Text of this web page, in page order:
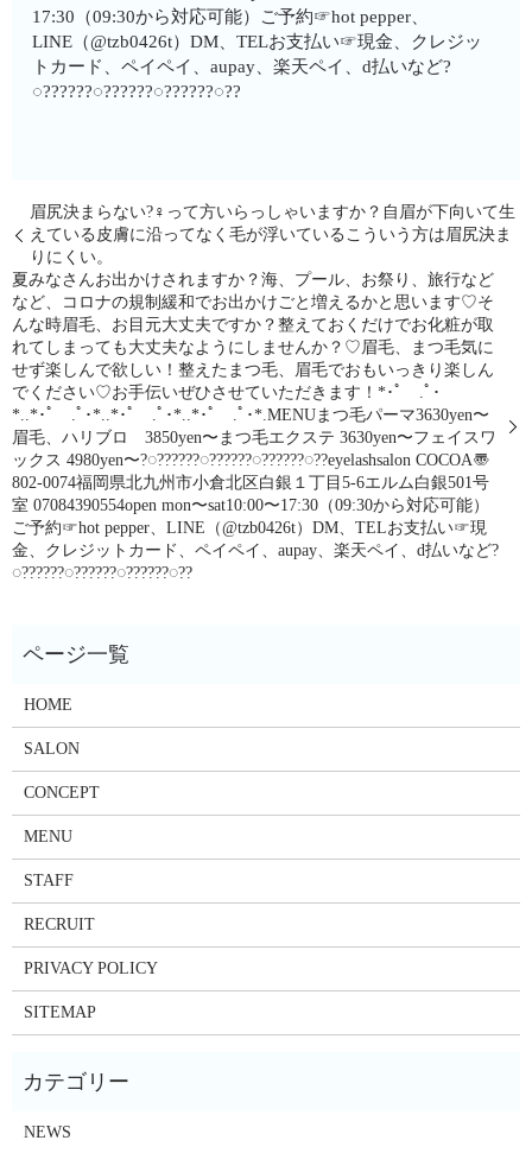
17:30（09:30から対応可能）ご予約☞hot pepper、
LINE（@tzb0426t）DM、TELお支払い☞現金、クレジッ
トカード、ペイペイ、aupay、楽天ペイ、d払いなど?
◌??????◌??????◌??????◌??
眉尻決まらない?‍♀️って方いらっしゃいますか？︎自眉が下向いて生
えている︎皮膚に沿ってなく毛が浮いているこういう方は眉尻決ま
りにくい。
夏みなさんお出かけされますか？海、プール、お祭り、旅行など
など、コロナの規制緩和でお出かけごと増えるかと思います♡そ
んな時眉毛、お目元大丈夫ですか？整えておくだけでお化粧が取
れてしまっても大丈夫なようにしませんか？♡眉毛、まつ毛気に
せず楽しんで欲しい！整えたまつ毛、眉毛でおもいっきり楽しん
でください♡お手伝いぜひさせていただきます！*･ﾟ .ﾟ･
*..*･ﾟ .ﾟ･*..*･ﾟ .ﾟ･*..*･ﾟ .ﾟ･*.MENUまつ毛パーマ3630yen〜
眉毛、ハリブロ 3850yen〜まつ毛エクステ 3630yen〜フェイスワ
ックス 4980yen〜?◌??????◌??????◌??????◌??eyelashsalon COCOA〠
802-0074福岡県北九州市小倉北区白銀１丁目5-6エルム白銀501号
室︎ 07084390554open mon〜sat10:00〜17:30（09:30から対応可能）
ご予約☞hot pepper、LINE（@tzb0426t）DM、TELお支払い☞現
金、クレジットカード、ペイペイ、aupay、楽天ペイ、d払いなど?
◌??????◌??????◌??????◌??
HOME
SALON
CONCEPT
MENU
STAFF
RECRUIT
PRIVACY POLICY
SITEMAP
NEWS